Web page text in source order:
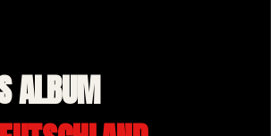
ALBUM